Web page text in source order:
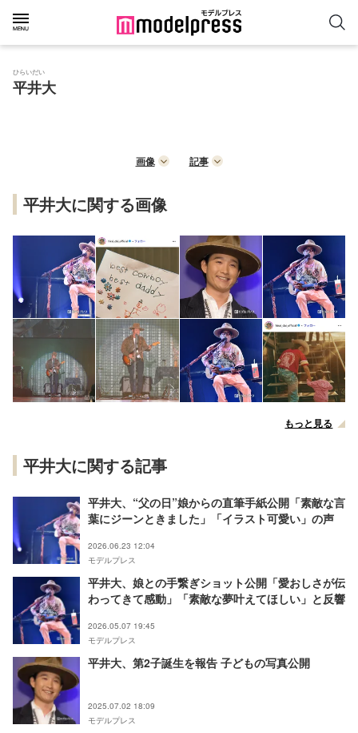
ひらいだい
平井大
画像 記事
平井大に関する画像
もっと見る
平井大に関する記事
平井大、“父の日”娘からの直筆手紙公開「素敵な言
葉にジーンときました」「イラスト可愛い」の声
2026.06.23 12:04
モデルプレス
平井大、娘との手繋ぎショット公開「愛おしさが伝
わってきて感動」「素敵な夢叶えてほしい」と反響
2026.05.07 19:45
モデルプレス
平井大、第2子誕生を報告 子どもの写真公開
2025.07.02 18:09
モデルプレス